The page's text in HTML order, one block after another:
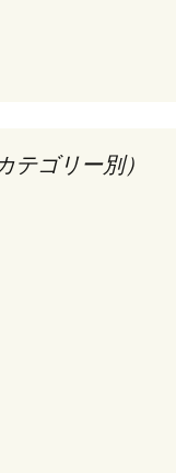
ゴリー別）